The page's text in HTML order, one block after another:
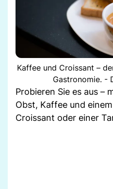
Kaffee und Croissant –
Gastronomie. -
Probieren Sie es aus –
Obst, Kaffee und
Croissant oder einer